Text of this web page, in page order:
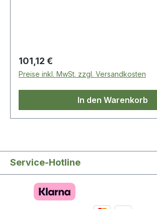
Regulärer Preis:
101,12 €
Preise inkl. MwSt. zzgl. Versandkosten
In den Warenkorb
Service-Hotline